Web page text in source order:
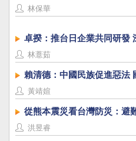
林保華
卓揆：推台日企業共同研發
林薏茹
賴清德：中國民族促進惡法
黃靖媗
從熊本震災看台灣防災：避
洪昱睿